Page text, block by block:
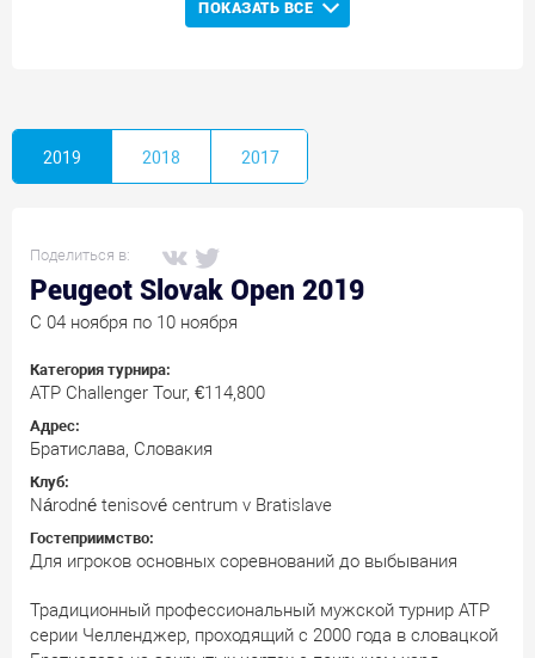
ПОКАЗАТЬ ВСЕ
2019 2018 2017
Поделиться в:
Peugeot Slovak Open 2019
C 04 ноября по 10 ноября
Категория турнира:
ATP Challenger Tour, €114,800
Адрес:
Братислава, Словакия
Клуб:
Národné tenisové centrum v Bratislave
Гостеприимство:
Для игроков основных соревнований до выбывания
Традиционный профессиональный мужской турнир АТР
серии Челленджер, проходящий с 2000 года в словацкой